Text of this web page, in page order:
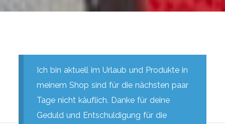
Ich bin aktuell im Urlaub und Produkte in
meinem Shop sind für die nächsten paar
Tage nicht käuflich. Danke für deine
Geduld und Entschuldigung für die